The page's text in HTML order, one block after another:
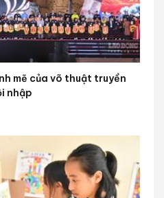
mẽ của võ thuật truyền
nhập